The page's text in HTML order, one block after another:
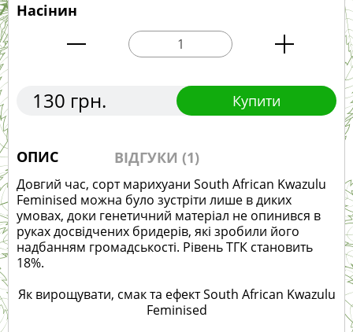
Насінин
130 грн. Купити
ОПИС ВІДГУКИ (1)
Довгий час, сорт марихуани South African Kwazulu
Feminised можна було зустріти лише в диких
умовах, доки генетичний матеріал не опинився в
руках досвідчених бридерів, які зробили його
надбанням громадськості. Рівень ТГК становить
18%.
Як вирощувати, смак та ефект South African Kwazulu
Feminised